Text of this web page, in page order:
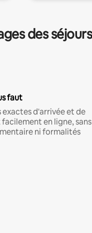
des
faut
exactes d'arrivée et de
en ligne, sans
ni formalités